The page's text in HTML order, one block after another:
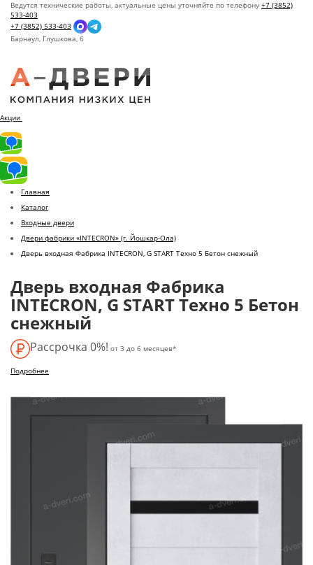
Ведутся технические работы, актуальные цены уточняйте по телефону +7 (3852)
533-403
+7 (3852) 533-403
Барнаул, Глушкова, 6
Акции
Главная
Каталог
Входные двери
Двери фабрики «INTECRON» (г. Йошкар-Ола)
Дверь входная Фабрика INTECRON, G START Техно 5 Бетон снежный
Дверь входная Фабрика
INTECRON, G START Техно 5 Бетон
снежный
Рассрочка 0%! от 3 до 6 месяцев*
Подробнее